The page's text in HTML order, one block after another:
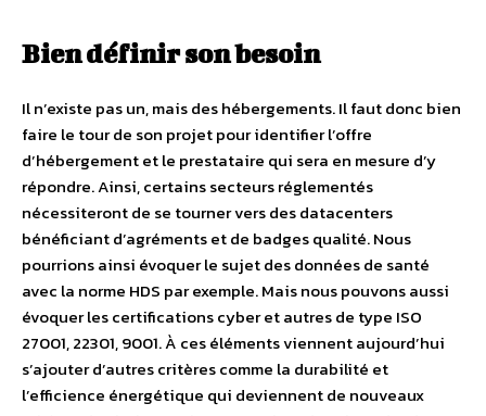
Bien définir son besoin
Il n’existe pas un, mais des hébergements. Il faut donc bien
faire le tour de son projet pour identifier l’offre
d’hébergement et le prestataire qui sera en mesure d’y
répondre. Ainsi, certains secteurs réglementés
nécessiteront de se tourner vers des datacenters
bénéficiant d’agréments et de badges qualité. Nous
pourrions ainsi évoquer le sujet des données de santé
avec la norme HDS par exemple. Mais nous pouvons aussi
évoquer les certifications cyber et autres de type ISO
27001, 22301, 9001. À ces éléments viennent aujourd’hui
s’ajouter d’autres critères comme la durabilité et
l’efficience énergétique qui deviennent de nouveaux